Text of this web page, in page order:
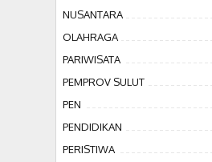
NUSANTARA
OLAHRAGA
PARIWISATA
PEMPROV SULUT
PEN
PENDIDIKAN
PERISTIWA